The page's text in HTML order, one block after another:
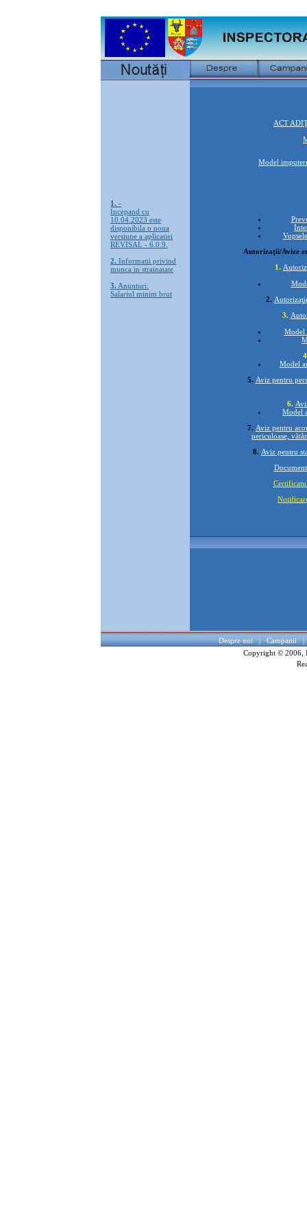
1.
Incepand cu
10.04.2023 este
disponibila o noua
versiune a aplicatiei
REVISAL - 6.0.9.
2. Informatii privind
munca in strainatate
3.
Anunturi:
Salariul minim brut
stabilit conform H.
ACT
Model
Autorizaţii/Avize
1.
2. Autorizaţ
3.
Model
Model
5. Aviz pentru
6.
Model
7. Aviz pentru
periculoase,
8. Aviz pentru
Despre noi|Campanii
Copyright © 2006,